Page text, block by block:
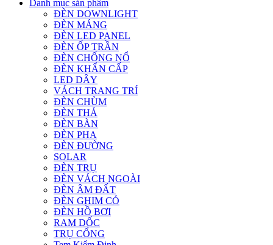
Danh mục sản phẩm
ĐÈN DOWNLIGHT
ĐÈN MÁNG
ĐÈN LED PANEL
ĐÈN ỐP TRẦN
ĐÈN CHỐNG NỔ
ĐÈN KHẨN CẤP
LED DÂY
VÁCH TRANG TRÍ
ĐÈN CHÙM
ĐÈN THẢ
ĐÈN BÀN
ĐÈN PHA
ĐÈN ĐƯỜNG
SOLAR
ĐÈN TRỤ
ĐÈN VÁCH NGOÀI
ĐÈN ÂM ĐẤT
ĐÈN GHIM CỎ
ĐÈN HỒ BƠI
RAM DỐC
TRỤ CỔNG